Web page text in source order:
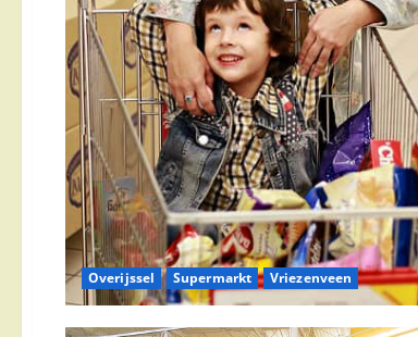
Overijssel Supermarkt Vriezenveen